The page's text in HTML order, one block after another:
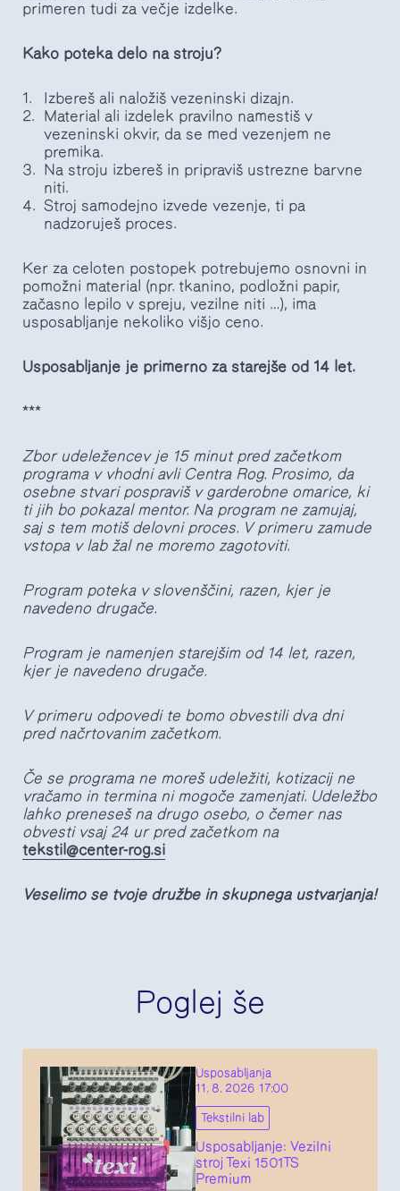
primeren tudi za večje izdelke.
Kako poteka delo na stroju?
Izbereš ali naložiš vezeninski dizajn.
Material ali izdelek pravilno namestiš v
vezeninski okvir, da se med vezenjem ne
premika.
Na stroju izbereš in pripraviš ustrezne barvne
niti.
Stroj samodejno izvede vezenje, ti pa
nadzoruješ proces.
Ker za celoten postopek potrebujemo osnovni in
pomožni material (npr. tkanino, podložni papir,
začasno lepilo v spreju, vezilne niti …), ima
usposabljanje nekoliko višjo ceno.
Usposabljanje je primerno za starejše od 14 let.
***
Zbor udeležencev je 15 minut pred začetkom
programa v vhodni avli Centra Rog. Prosimo, da
osebne stvari pospraviš v garderobne omarice, ki
ti jih bo pokazal mentor. Na program ne zamujaj,
saj s tem motiš delovni proces. V primeru zamude
vstopa v lab žal ne moremo zagotoviti.
Program poteka v slovenščini, razen, kjer je
navedeno drugače.
Program je namenjen starejšim od 14 let, razen,
kjer je navedeno drugače.
V primeru odpovedi te bomo obvestili dva dni
pred načrtovanim začetkom.
Če se programa ne moreš udeležiti, kotizacij ne
vračamo in termina ni mogoče zamenjati. Udeležbo
lahko preneseš na drugo osebo, o čemer nas
obvesti vsaj 24 ur pred začetkom na
tekstil@center-rog.si
Veselimo se tvoje družbe in skupnega ustvarjanja!
Poglej še
Usposabljanja
11. 8. 2026 17:00
Tekstilni lab
Usposabljanje: Vezilni
stroj Texi 1501TS
Premium